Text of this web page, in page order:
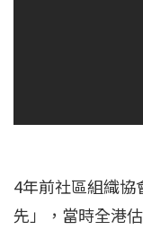
4年前社區組織協
先」，當時全港